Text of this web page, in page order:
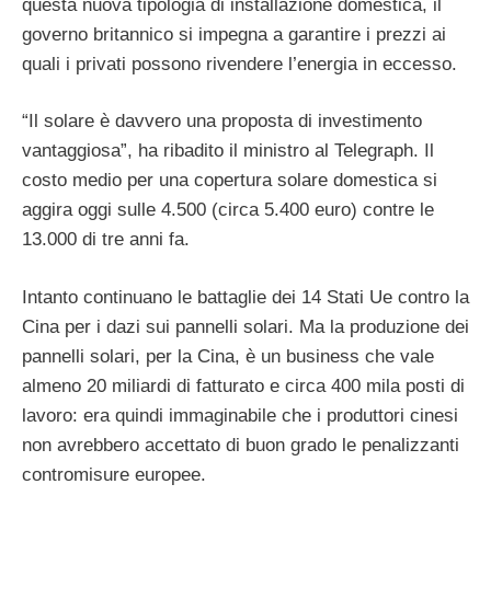
questa nuova tipologia di installazione domestica, il
governo britannico si impegna a garantire i prezzi ai
quali i privati possono rivendere l’energia in eccesso.
“Il solare è davvero una proposta di investimento
vantaggiosa”, ha ribadito il ministro al Telegraph. Il
costo medio per una copertura solare domestica si
aggira oggi sulle 4.500 (circa 5.400 euro) contre le
13.000 di tre anni fa.
Intanto continuano le battaglie dei 14 Stati Ue contro la
Cina per i dazi sui pannelli solari. Ma la produzione dei
pannelli solari, per la Cina, è un business che vale
almeno 20 miliardi di fatturato e circa 400 mila posti di
lavoro: era quindi immaginabile che i produttori cinesi
non avrebbero accettato di buon grado le penalizzanti
contromisure europee.